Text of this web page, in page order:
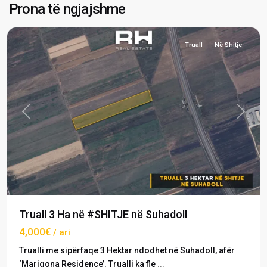
Prona të ngjajshme
Graçanicë
Previous Next
Truall Në Shitje
Truall 3 Ha në #SHITJE në Suhadoll
4,000€ / ari
Trualli me sipërfaqe 3 Hektar ndodhet në Suhadoll, afër
‘Marigona Residence’. Trualli ka fle ...